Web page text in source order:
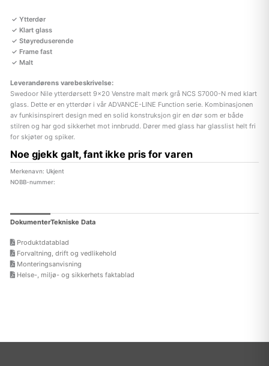
Ytterdør
Klart glass
Støyreduserende
Frame fast
Malt
Leverandørens varebeskrivelse:
Swedoor Nile ytterdørsett 9×20 Venstre malt mørk grå NCS S7000-N med klart
glass. Dette er en ytterdør i vår ADVANCE-LINE Function serie. Kombinasjonen
av funkisinspirert design med en solid konstruksjon gir en dør som er både
stilren og har god sikkerhet mot innbrudd. Dører med glass har glasslist helt fri
for skjøter og spiker.
Noe gjekk galt, fant ikke pris for varen
Merkenavn: Ukjent
NOBB-nummer:
DokumenterTekniske Data
Produktdatablad
Forvaltning, drift og vedlikehold
Monteringsanvisning
Helse-, miljø- og sikkerhets faktablad